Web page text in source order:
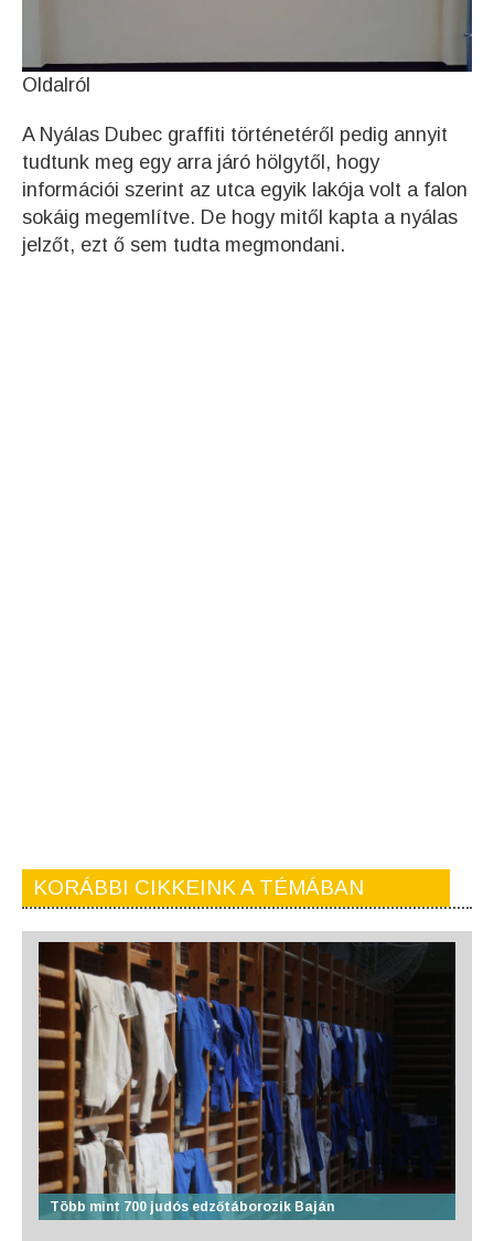
Oldalról
A Nyálas Dubec graffiti történetéről pedig annyit
tudtunk meg egy arra járó hölgytől, hogy
információi szerint az utca egyik lakója volt a falon
sokáig megemlítve. De hogy mitől kapta a nyálas
jelzőt, ezt ő sem tudta megmondani.
KORÁBBI CIKKEINK A TÉMÁBAN
Több mint 700 judós edzőtáborozik Baján